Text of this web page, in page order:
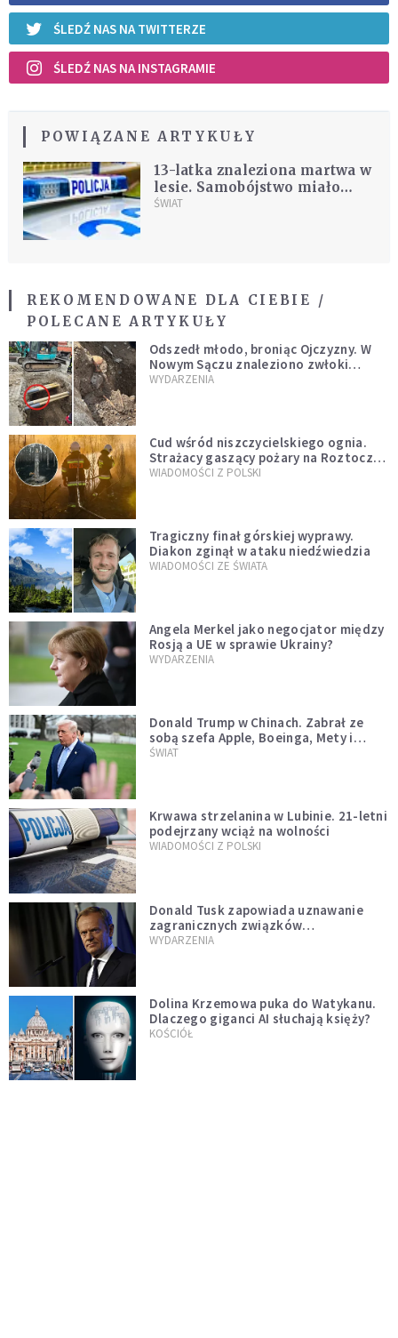
ŚLEDŹ NAS NA TWITTERZE
ŚLEDŹ NAS NA INSTAGRAMIE
POWIĄZANE ARTYKUŁY
13-latka znaleziona martwa w
lesie. Samobójstwo miało
zostać upozorowane przez 15-
ŚWIAT
REKOMENDOWANE DLA CIEBIE /
POLECANE ARTYKUŁY
Odszedł młodo, broniąc Ojczyzny. W
Nowym Sączu znaleziono zwłoki
mężczyzny z czasów potopu
WYDARZENIA
Cud wśród niszczycielskiego ognia.
Strażacy gaszący pożary na Roztoczu
opublikowali niezwykłe zdjęcie
WIADOMOŚCI Z POLSKI
Tragiczny finał górskiej wyprawy.
Diakon zginął w ataku niedźwiedzia
WIADOMOŚCI ZE ŚWIATA
Angela Merkel jako negocjator między
Rosją a UE w sprawie Ukrainy?
WYDARZENIA
Donald Trump w Chinach. Zabrał ze
sobą szefa Apple, Boeinga, Mety i
Muska
ŚWIAT
Krwawa strzelanina w Lubinie. 21-letni
podejrzany wciąż na wolności
WIADOMOŚCI Z POLSKI
Donald Tusk zapowiada uznawanie
zagranicznych związków
jednopłciowych. "Państwo oblało ten
WYDARZENIA
Dolina Krzemowa puka do Watykanu.
Dlaczego giganci AI słuchają księży?
KOŚCIÓŁ